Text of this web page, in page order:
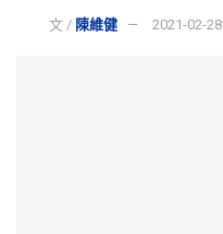
文 / 陳維健 2021-02-28